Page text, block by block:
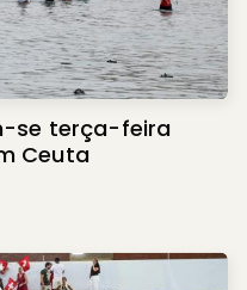
se terça-feira
Ceuta